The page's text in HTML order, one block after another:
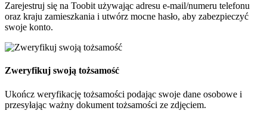
Zarejestruj się na Toobit używając adresu e-mail/numeru telefonu
oraz kraju zamieszkania i utwórz mocne hasło, aby zabezpieczyć
swoje konto.
Zweryfikuj swoją tożsamość
Ukończ weryfikację tożsamości podając swoje dane osobowe i
przesyłając ważny dokument tożsamości ze zdjęciem.